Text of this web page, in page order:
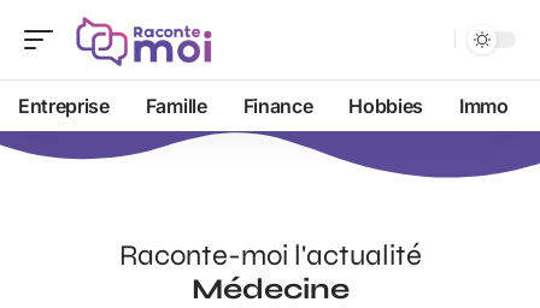
Entreprise Famille Finance Hobbies Immo
Raconte-moi l'actualité
Médecine